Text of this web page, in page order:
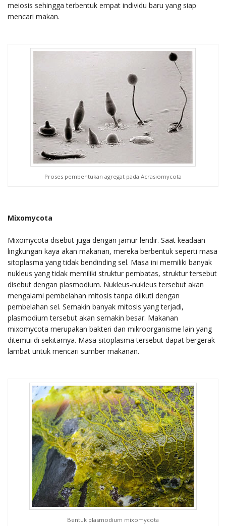
meiosis sehingga terbentuk empat individu baru yang siap
mencari makan.
Proses pembentukan agregat pada Acrasiomycota
Mixomycota
Mixomycota disebut juga dengan jamur lendir. Saat keadaan
lingkungan kaya akan makanan, mereka berbentuk seperti masa
sitoplasma yang tidak bendinding sel. Masa ini memiliki banyak
nukleus yang tidak memiliki struktur pembatas, struktur tersebut
disebut dengan plasmodium. Nukleus-nukleus tersebut akan
mengalami pembelahan mitosis tanpa diikuti dengan
pembelahan sel. Semakin banyak mitosis yang terjadi,
plasmodium tersebut akan semakin besar. Makanan
mixomycota merupakan bakteri dan mikroorganisme lain yang
ditemui di sekitarnya. Masa sitoplasma tersebut dapat bergerak
lambat untuk mencari sumber makanan.
Bentuk plasmodium mixomycota